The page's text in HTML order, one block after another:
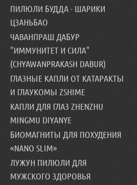
ПИЛЮЛИ БУДДА - ШАРИКИ
ЦЗАНЬБАО
ЧАВАНПРАШ ДАБУР
"ИММУНИТЕТ И СИЛА"
(CHYAWANPRAKASH DABUR)
ГЛАЗНЫЕ КАПЛИ ОТ КАТАРАКТЫ
И ГЛАУКОМЫ ZSHIME
КАПЛИ ДЛЯ ГЛАЗ ZHENZHU
MINGMU DIYANYE
БИОМАГНИТЫ ДЛЯ ПОХУДЕНИЯ
«NANO SLIM»
ЛУЖУН ПИЛЮЛИ ДЛЯ
МУЖСКОГО ЗДОРОВЬЯ